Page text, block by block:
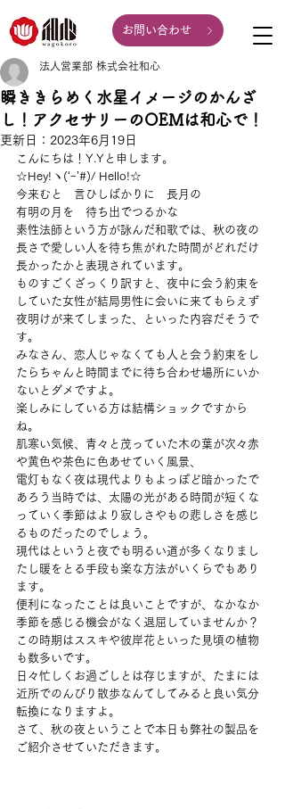
お問い合わせ
瞬ききらめく水星イメージのかんざ
し！アクセサリーのOEMは和心で！
法人営業部 株式会社和心
更新日： 2023年6月19日
こんにちは！Y.Yと申します。
☆Hey!ヽ(‘ｰ’#)/ Hello!☆
今来むと　言ひしばかりに　長月の
有明の月を　待ち出でつるかな
素性法師という方が詠んだ和歌では、秋の夜の
長さで愛しい人を待ち焦がれた時間がどれだけ
長かったかと表現されています。
ものすごくざっくり訳すと、夜中に会う約束を
していた女性が結局男性に会いに来てもらえず
夜明けが来てしまった、といった内容だそうで
す。
みなさん、恋人じゃなくても人と会う約束をし
たらちゃんと時間までに待ち合わせ場所にいか
ないとダメですよ。
楽しみにしている方は結構ショックですから
ね。
肌寒い気候、青々と茂っていた木の葉が次々赤
や黄色や茶色に色あせていく風景、
電灯もなく夜は現代よりもよっぽど暗かったで
あろう当時では、太陽の光がある時間が短くな
っていく季節はより寂しさやもの悲しさを感じ
るものだったのでしょう。
現代はというと夜でも明るい道が多くなりまし
たし暖をとる手段も楽な方法がいくらでもあり
ます。
便利になったことは良いことですが、なかなか
季節を感じる機会がなく退屈していませんか？
この時期はススキや彼岸花といった見頃の植物
も数多いです。
日々忙しくお過ごしとは存じますが、たまには
近所でのんびり散歩なんてしてみると良い気分
転換になりますよ。
さて、秋の夜ということで本日も弊社の製品を
ご紹介させていただきます。